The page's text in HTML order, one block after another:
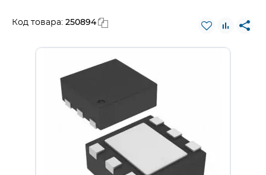
Код товара: 250894